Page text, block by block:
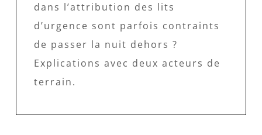
dans l’attribution des lits
d’urgence sont parfois contraints
de passer la nuit dehors ?
Explications avec deux acteurs de
terrain.